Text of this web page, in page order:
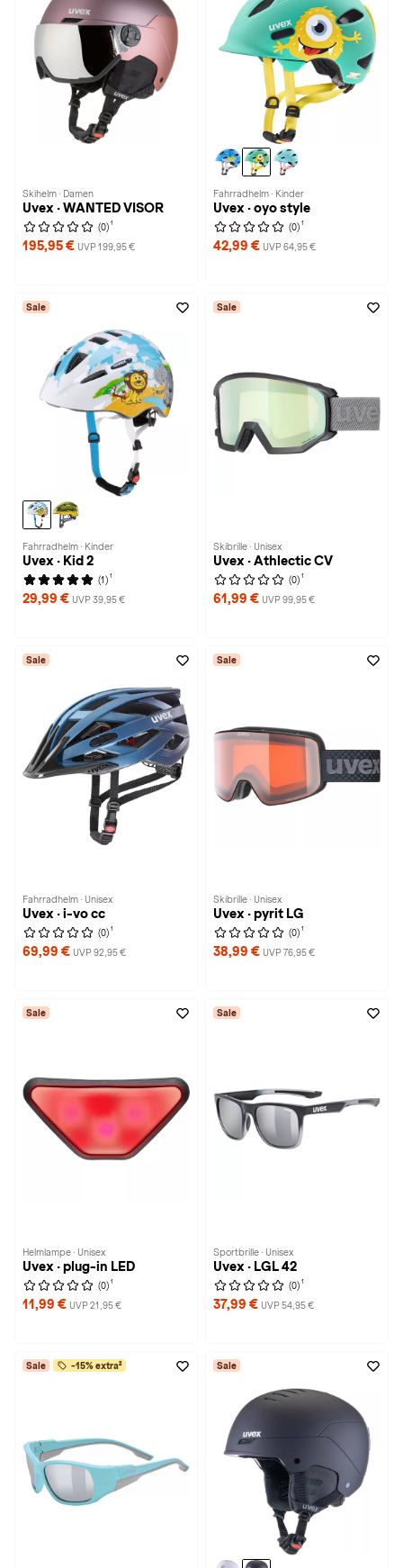
Skihelm · Damen
Uvex · WANTED VISOR
(0) 1
195,95 € UVP 199,95 €
Fahrradhelm · Kinder
Uvex · oyo style
(0) 1
42,99 € UVP 64,95 €
Sale
Fahrradhelm · Kinder
Uvex · Kid 2
(1) 1
29,99 € UVP 39,95 €
Sale
Skibrille · Unisex
Uvex · Athlectic CV
(0) 1
61,99 € UVP 99,95 €
Sale
Fahrradhelm · Unisex
Uvex · i-vo cc
(0) 1
69,99 € UVP 92,95 €
Sale
Skibrille · Unisex
Uvex · pyrit LG
(0) 1
38,99 € UVP 76,95 €
Sale
Helmlampe · Unisex
Uvex · plug-in LED
(0) 1
11,99 € UVP 21,95 €
Sale
Sportbrille · Unisex
Uvex · LGL 42
(0) 1
37,99 € UVP 54,95 €
Sale -15% extra² Sale